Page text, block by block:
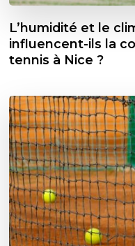
L’humidité et le
influencent-ils la
tennis à Nice ?